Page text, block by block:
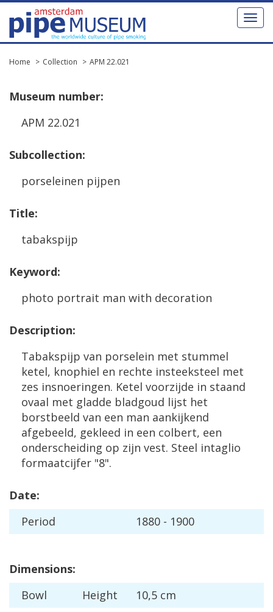
Toggle
Home Collection APM 22.021
Museum number:
APM 22.021
Subcollection:
porseleinen pijpen
Title:
tabakspijp
Keyword:
photo portrait man with decoration
Description:
Tabakspijp van porselein met stummel
ketel, knophiel en rechte insteeksteel met
zes insnoeringen. Ketel voorzijde in staand
ovaal met gladde bladgoud lijst het
borstbeeld van een man aankijkend
afgebeeld, gekleed in een colbert, een
onderscheiding op zijn vest. Steel intaglio
formaatcijfer "8".
Date:
Period
1880 - 1900
Dimensions:
Bowl
Height 10,5 cm